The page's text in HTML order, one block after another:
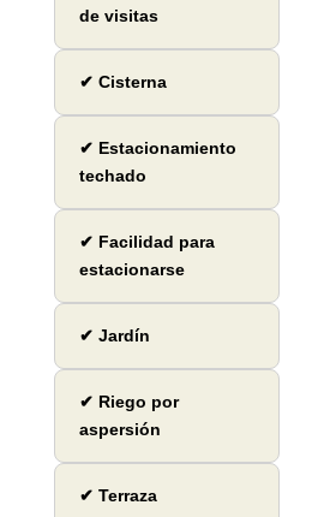
de visitas
✔ Cisterna
✔ Estacionamiento
techado
✔ Facilidad para
estacionarse
✔ Jardín
✔ Riego por
aspersión
✔ Terraza